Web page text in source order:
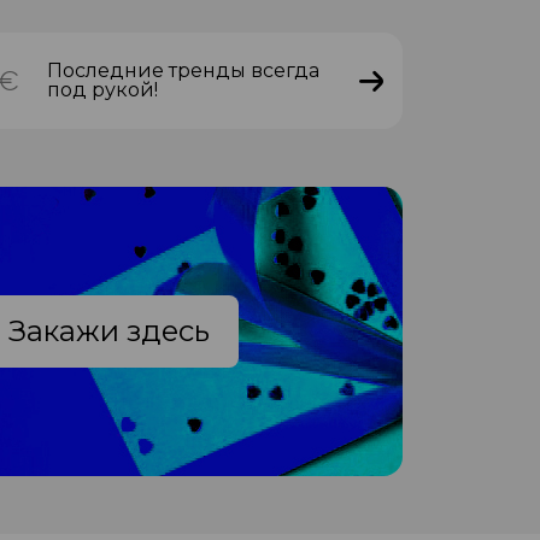
Последние тренды всегда
под рукой!
Закажи здесь